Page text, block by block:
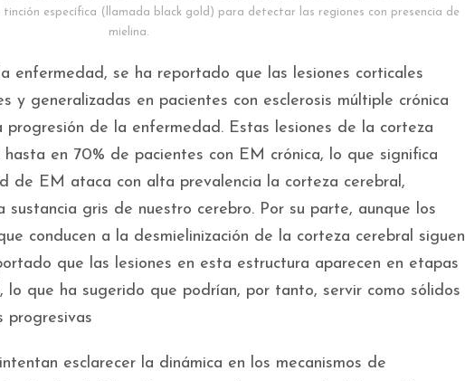
específica (llamada black gold) para detectar las regiones con presencia de
mielina.
enfermedad, se ha reportado que las lesiones corticales
y generalizadas en pacientes con esclerosis múltiple crónica
de la enfermedad. Estas lesiones de la corteza
en 70% de pacientes con EM crónica, lo que significa
de EM ataca con alta prevalencia la corteza cerebral,
gris de nuestro cerebro. Por su parte, aunque los
conducen a la desmielinización de la corteza cerebral siguen
que las lesiones en esta estructura aparecen en etapas
lo que ha sugerido que podrían, por tanto, servir como sólidos
progresivas
esclarecer la dinámica en los mecanismos de